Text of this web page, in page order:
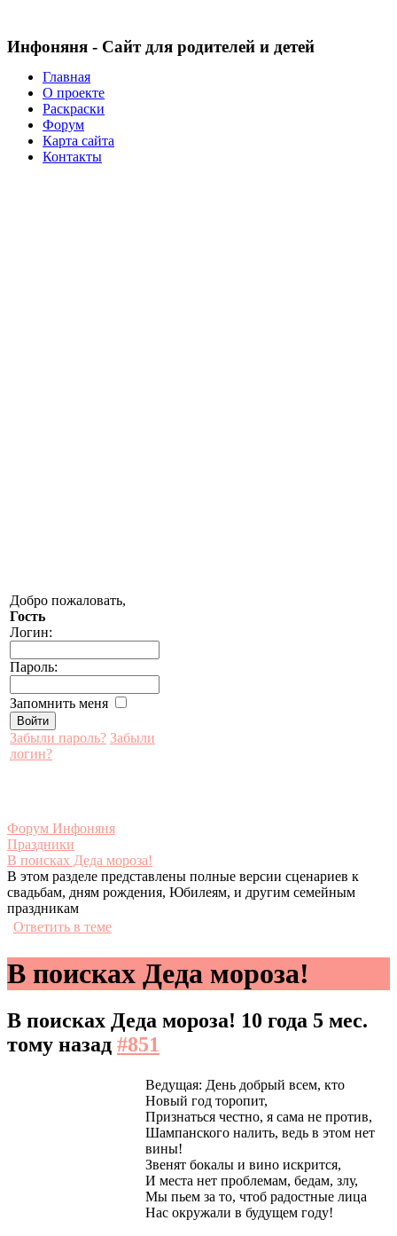
Инфоняня - Сайт для родителей и детей
Главная
О проекте
Раскраски
Форум
Карта сайта
Контакты
Добро пожаловать,
Гость
Логин:
Пароль:
Запомнить меня
Забыли пароль? Забыли
логин?
Форум Инфоняня
Праздники
В поисках Деда мороза!
В этом разделе представлены полные версии сценариев к
свадьбам, дням рождения, Юбилеям, и другим семейным
праздникам
Ответить в теме
В поисках Деда мороза!
В поисках Деда мороза! 10 года 5 мес.
тому назад #851
Ведущая: День добрый всем, кто
Новый год торопит,
Признаться честно, я сама не против,
Шампанского налить, ведь в этом нет
вины!
Звенят бокалы и вино искрится,
И места нет проблемам, бедам, злу,
Мы пьем за то, чтоб радостные лица
Нас окружали в будущем году!